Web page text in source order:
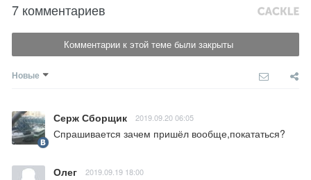
7 комментариев
Комментарии к этой теме были закрыты
Новые
Серж Сборщик 2019.09.20 06:05
Спрашивается зачем пришёл вообще,покататься?
Олег 2019.09.19 18:00